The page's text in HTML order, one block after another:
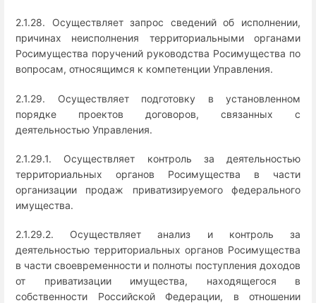
2.1.28. Осуществляет запрос сведений об исполнении,
причинах неисполнения территориальными органами
Росимущества поручений руководства Росимущества по
вопросам, относящимся к компетенции Управления.
2.1.29. Осуществляет подготовку в установленном
порядке проектов договоров, связанных с
деятельностью Управления.
2.1.29.1. Осуществляет контроль за деятельностью
территориальных органов Росимущества в части
организации продаж приватизируемого федерального
имущества.
2.1.29.2. Осуществляет анализ и контроль за
деятельностью территориальных органов Росимущества
в части своевременности и полноты поступления доходов
от приватизации имущества, находящегося в
собственности Российской Федерации, в отношении